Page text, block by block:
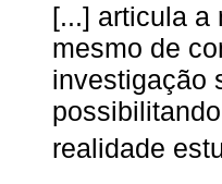
[...] articula a
mesmo de
investigação
realidade